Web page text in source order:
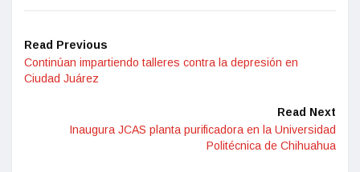
Read Previous
Continúan impartiendo talleres contra la depresión en
Ciudad Juárez
Read Next
Inaugura JCAS planta purificadora en la Universidad
Politécnica de Chihuahua